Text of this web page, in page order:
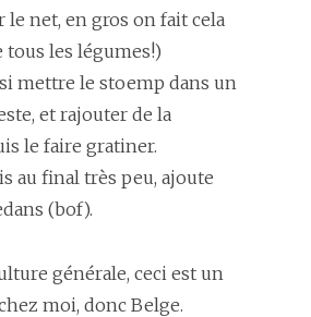
le net, en gros on fait cela
tous les légumes!)
mettre le stoemp dans un
et rajouter de la
le faire gratiner.
au final très peu, ajoute
(bof).
générale, ceci est un
moi, donc Belge.